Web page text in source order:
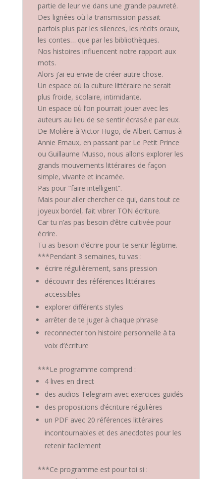
partie de leur vie dans une grande pauvreté.
Des lignées où la transmission passait
parfois plus par les silences, les récits oraux,
les contes… que par les bibliothèques.
Nos histoires influencent notre rapport aux
mots.
Alors j’ai eu envie de créer autre chose.
Un espace où la culture littéraire ne serait
plus froide, scolaire, intimidante.
Un espace où l’on pourrait jouer avec les
auteurs au lieu de se sentir écrasé.e par eux.
De Molière à Victor Hugo, de Albert Camus à
Annie Ernaux, en passant par Le Petit Prince
ou Guillaume Musso, nous allons explorer les
grands mouvements littéraires de façon
simple, vivante et incarnée.
Pas pour “faire intelligent”.
Mais pour aller chercher ce qui, dans tout ce
joyeux bordel, fait vibrer TON écriture.
Car tu n’as pas besoin d’être cultivée pour
écrire.
Tu as besoin d’écrire pour te sentir légitime.
***Pendant 3 semaines, tu vas :
écrire régulièrement, sans pression
découvrir des références littéraires
accessibles
explorer différents styles
arrêter de te juger à chaque phrase
reconnecter ton histoire personnelle à ta
voix d’écriture
***Le programme comprend :
4 lives en direct
des audios Telegram avec exercices guidés
des propositions d’écriture régulières
un PDF avec 20 références littéraires
incontournables et des anecdotes pour les
retenir facilement
***Ce programme est pour toi si :